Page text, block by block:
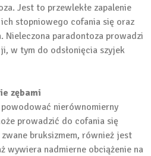
Jest to przewlekłe zapalenie
stopniowego cofania się oraz
Nieleczona paradontoza prowadzi
w tym do odsłonięcia szyjek
zębami
nierównomierny
prowadzić do cofania się
bruksizmem, również jest
wywiera nadmierne obciążenie na